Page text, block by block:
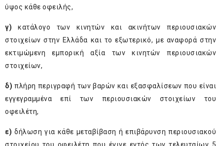
ύψος κάθε οφειλής,
γ) κατάλογο των κινητών και ακινήτων περιουσιακών
στοιχείων στην Ελλάδα και το εξωτερικό, με αναφορά στην
εκτιμώμενη εμπορική αξία των κινητών περιουσιακών
στοιχείων,
δ) πλήρη περιγραφή των βαρών και εξασφαλίσεων που είναι
εγγεγραμμένα επί των περιουσιακών στοιχείων του
οφειλέτη,
ε) δήλωση για κάθε μεταβίβαση ή επιβάρυνση περιουσιακού